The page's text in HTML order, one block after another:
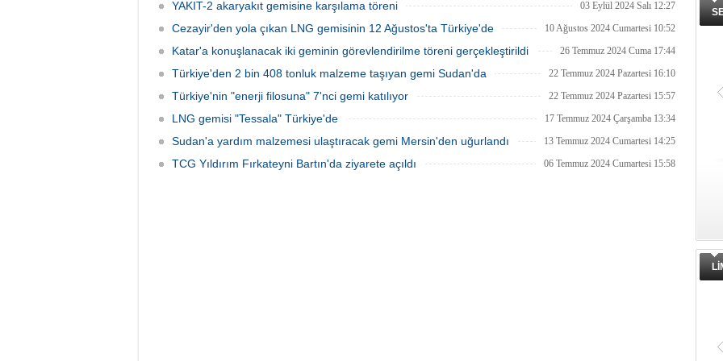
YAKIT-2 akaryakıt gemisine karşılama töreni 03 Eylül 2024 Salı 12:27
Cezayir'den yola çıkan LNG gemisinin 12 Ağustos'ta Türkiye'de 10 Ağustos 2024 Cumartesi 10:52
Katar'a konuşlanacak iki geminin görevlendirilme töreni gerçekleştirildi 26 Temmuz 2024 Cuma 17:44
Türkiye'den 2 bin 408 tonluk malzeme taşıyan gemi Sudan'da 22 Temmuz 2024 Pazartesi 16:10
Türkiye'nin "enerji filosuna" 7'nci gemi katılıyor 22 Temmuz 2024 Pazartesi 15:57
LNG gemisi "Tessala" Türkiye'de 17 Temmuz 2024 Çarşamba 13:34
Sudan'a yardım malzemesi ulaştıracak gemi Mersin'den uğurlandı 13 Temmuz 2024 Cumartesi 14:25
TCG Yıldırım Fırkateyni Bartın'da ziyarete açıldı 06 Temmuz 2024 Cumartesi 15:58
Sultan Mehmet Köprüsü'nün
özelleştirilmesine yönelik ihaleyle